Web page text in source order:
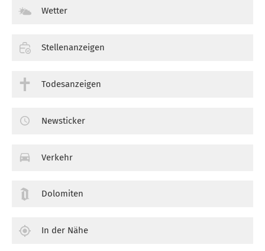
Wetter
Stellenanzeigen
Todesanzeigen
Newsticker
Verkehr
Dolomiten
In der Nähe